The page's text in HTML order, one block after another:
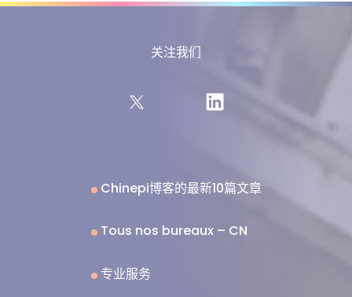
Chinepi博客的最新10篇文章
Tous nos bureaux – CN
专业服务
关注我们